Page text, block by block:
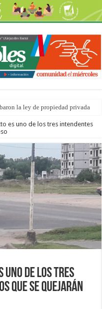
la ley de propiedad privada
es uno de los tres intendentes
uno de los tres
que se quejarán